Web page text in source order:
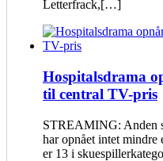
Letterfrack,[…]
Hospitalsdrama
til central TV-pris
STREAMING: Anden
har opnået intet
er 13 i